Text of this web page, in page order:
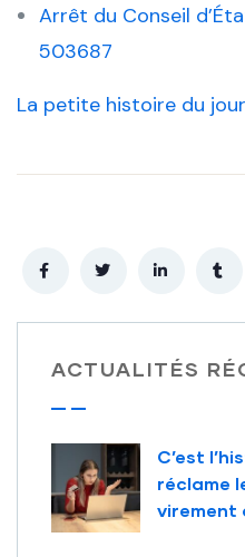
Arrêt du Conseil
503687
La petite histoire du jour
ACTUALITÉS
C’est
réclame
virement